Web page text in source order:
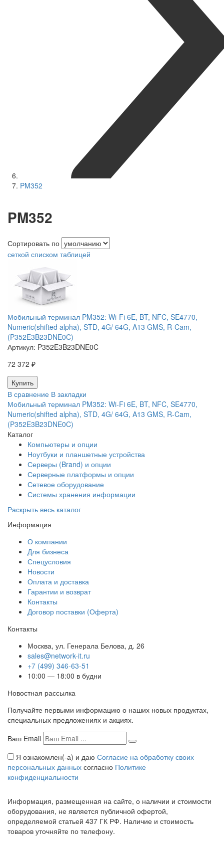
PM352
PM352
Сортировать по
сеткой списком таблицей
Мобильный терминал PM352: Wi-Fi 6E, BT, NFC, SE4770,
Numeric(shifted alpha), STD, 4G/ 64G, A13 GMS, R-Cam,
(P352E3B23DNE0C)
Артикул: P352E3B23DNE0C
72 372 ₽
В сравнение В закладки
Мобильный терминал PM352: Wi-Fi 6E, BT, NFC, SE4770,
Numeric(shifted alpha), STD, 4G/ 64G, A13 GMS, R-Cam,
(P352E3B23DNE0C)
Каталог
Компьютеры и опции
Ноутбуки и планшетные устройства
Серверы (Brand) и опции
Серверные платформы и опции
Сетевое оборудование
Системы хранения информации
Раскрыть весь каталог
Информация
О компании
Для бизнеса
Спецусловия
Новости
Оплата и доставка
Гарантии и возврат
Контакты
Договор поставки (Оферта)
Контакты
Москва, ул. Генерала Белова, д. 26
sales@network-it.ru
+7 (499) 346-63-51
10:00 — 18:00 в будни
Новостная рассылка
Получайте первыми информацию о наших новых продуктах,
специальных предложениях и акциях.
Ваш Email
Я ознакомлен(-а) и даю Согласие на обработку своих
персональных данных согласно Политике
конфиденциальности
Информация, размещенная на сайте, о наличии и стоимости
оборудования, не является публичной офертой,
определяемой статьей 437 ГК РФ. Наличие и стоимость
товаров уточняйте по телефону.